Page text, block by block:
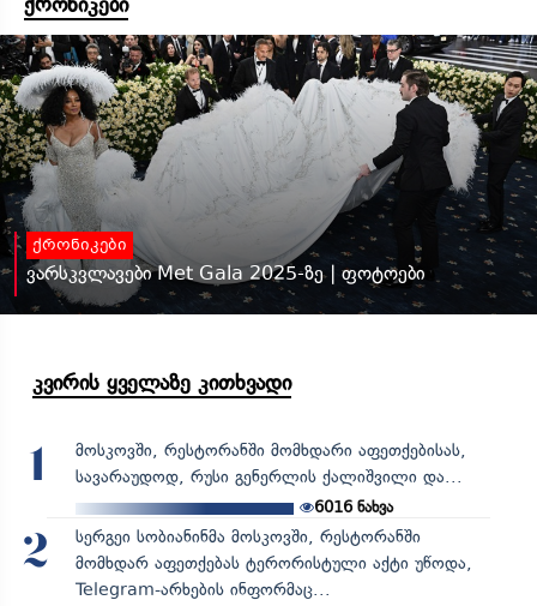
ქრონიკები
ვარსკვლავები Met Gala 2025-ზე | ფოტოები
კვირის ყველაზე კითხვადი
1
მოსკოვში, რესტორანში მომხდარი აფეთქებისას,
სავარაუდოდ, რუსი გენერლის ქალიშვილი და...
6016ნახვა
2
სერგეი სობიანინმა მოსკოვში, რესტორანში
მომხდარ აფეთქებას ტერორისტული აქტი უწოდა,
Telegram-არხების ინფორმაც...